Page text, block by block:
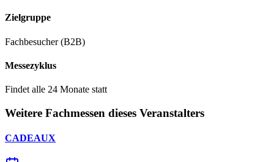
Zielgruppe
Fachbesucher (B2B)
Messezyklus
Findet alle 24 Monate statt
Weitere Fachmessen dieses Veranstalters
CADEAUX